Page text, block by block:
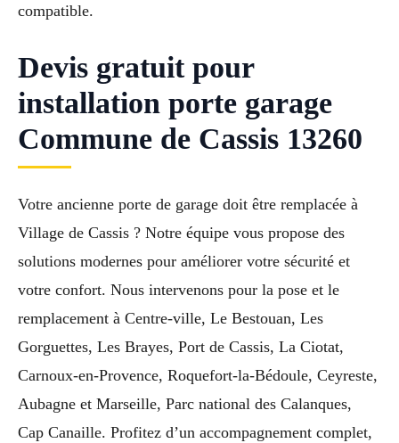
compatible.
Devis gratuit pour
installation porte garage
Commune de Cassis 13260
Votre ancienne porte de garage doit être remplacée à
Village de Cassis ? Notre équipe vous propose des
solutions modernes pour améliorer votre sécurité et
votre confort. Nous intervenons pour la pose et le
remplacement à Centre-ville, Le Bestouan, Les
Gorguettes, Les Brayes, Port de Cassis, La Ciotat,
Carnoux-en-Provence, Roquefort-la-Bédoule, Ceyreste,
Aubagne et Marseille, Parc national des Calanques,
Cap Canaille. Profitez d’un accompagnement complet,